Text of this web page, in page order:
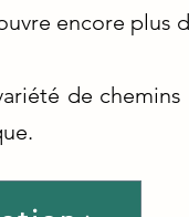
encore plus
de